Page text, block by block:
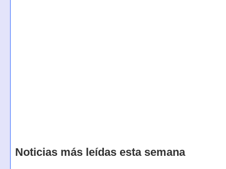
Noticias más leídas esta semana